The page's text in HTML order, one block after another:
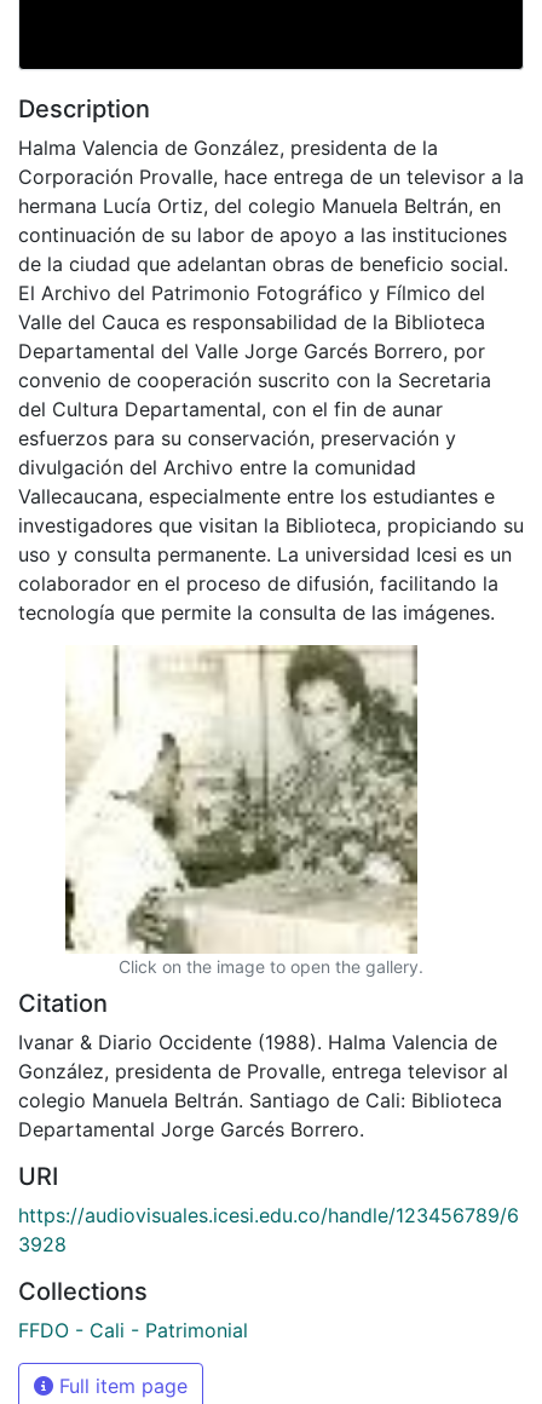
Description
Halma Valencia de González, presidenta de la
Corporación Provalle, hace entrega de un televisor a la
hermana Lucía Ortiz, del colegio Manuela Beltrán, en
continuación de su labor de apoyo a las instituciones
de la ciudad que adelantan obras de beneficio social.
El Archivo del Patrimonio Fotográfico y Fílmico del
Valle del Cauca es responsabilidad de la Biblioteca
Departamental del Valle Jorge Garcés Borrero, por
convenio de cooperación suscrito con la Secretaria
del Cultura Departamental, con el fin de aunar
esfuerzos para su conservación, preservación y
divulgación del Archivo entre la comunidad
Vallecaucana, especialmente entre los estudiantes e
investigadores que visitan la Biblioteca, propiciando su
uso y consulta permanente. La universidad Icesi es un
colaborador en el proceso de difusión, facilitando la
tecnología que permite la consulta de las imágenes.
Click on the image to open the gallery.
Citation
Ivanar & Diario Occidente (1988). Halma Valencia de
González, presidenta de Provalle, entrega televisor al
colegio Manuela Beltrán. Santiago de Cali: Biblioteca
Departamental Jorge Garcés Borrero.
URI
https://audiovisuales.icesi.edu.co/handle/123456789/6
3928
Collections
FFDO - Cali - Patrimonial
Full item page